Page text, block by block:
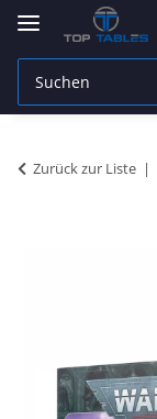
Zurück zur Liste